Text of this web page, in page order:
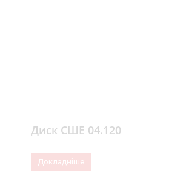
Диск СШЕ 04.120
Докладніше